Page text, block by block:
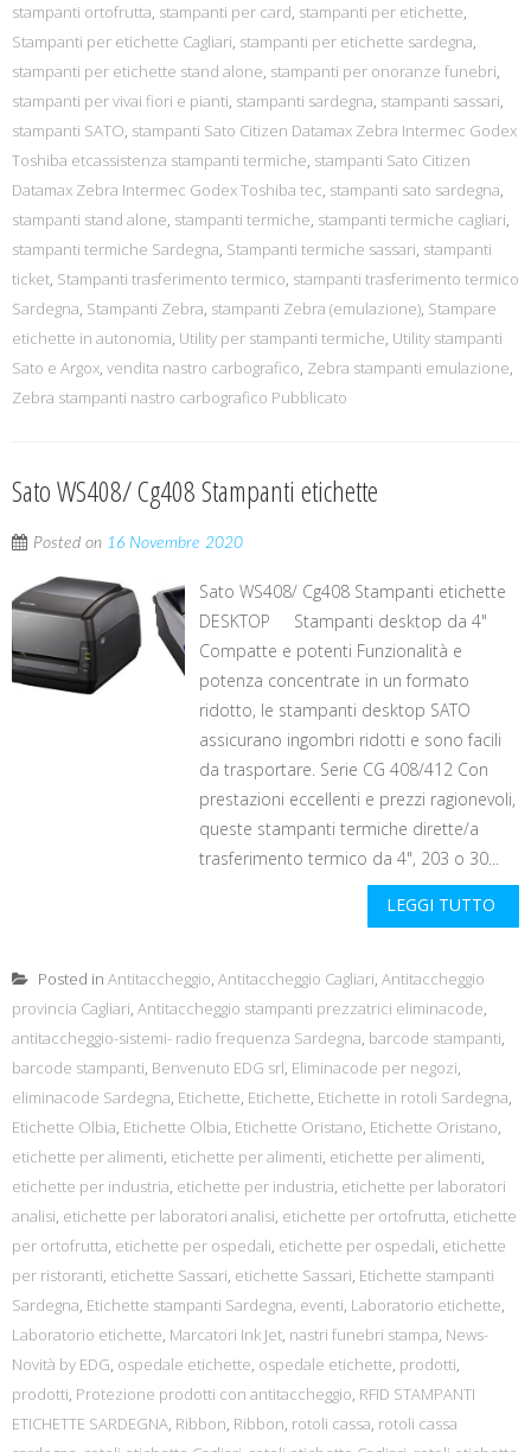
stampanti ortofrutta, stampanti per card, stampanti per etichette,
Stampanti per etichette Cagliari, stampanti per etichette sardegna,
stampanti per etichette stand alone, stampanti per onoranze funebri,
stampanti per vivai fiori e pianti, stampanti sardegna, stampanti sassari,
stampanti SATO, stampanti Sato Citizen Datamax Zebra Intermec Godex
Toshiba etcassistenza stampanti termiche, stampanti Sato Citizen
Datamax Zebra Intermec Godex Toshiba tec, stampanti sato sardegna,
stampanti stand alone, stampanti termiche, stampanti termiche cagliari,
stampanti termiche Sardegna, Stampanti termiche sassari, stampanti
ticket, Stampanti trasferimento termico, stampanti trasferimento termico
Sardegna, Stampanti Zebra, stampanti Zebra (emulazione), Stampare
etichette in autonomia, Utility per stampanti termiche, Utility stampanti
Sato e Argox, vendita nastro carbografico, Zebra stampanti emulazione,
Zebra stampanti nastro carbografico Pubblicato
Sato WS408/ Cg408 Stampanti etichette
Posted on 16 Novembre 2020
Sato WS408/ Cg408 Stampanti etichette
DESKTOP Stampanti desktop da 4"
Compatte e potenti Funzionalità e
potenza concentrate in un formato
ridotto, le stampanti desktop SATO
assicurano ingombri ridotti e sono facili
da trasportare. Serie CG 408/412 Con
prestazioni eccellenti e prezzi ragionevoli,
queste stampanti termiche dirette/a
trasferimento termico da 4", 203 o 30...
LEGGI TUTTO
Posted in Antitaccheggio, Antitaccheggio Cagliari, Antitaccheggio
provincia Cagliari, Antitaccheggio stampanti prezzatrici eliminacode,
antitaccheggio-sistemi- radio frequenza Sardegna, barcode stampanti,
barcode stampanti, Benvenuto EDG srl, Eliminacode per negozi,
eliminacode Sardegna, Etichette, Etichette, Etichette in rotoli Sardegna,
Etichette Olbia, Etichette Olbia, Etichette Oristano, Etichette Oristano,
etichette per alimenti, etichette per alimenti, etichette per alimenti,
etichette per industria, etichette per industria, etichette per laboratori
analisi, etichette per laboratori analisi, etichette per ortofrutta, etichette
per ortofrutta, etichette per ospedali, etichette per ospedali, etichette
per ristoranti, etichette Sassari, etichette Sassari, Etichette stampanti
Sardegna, Etichette stampanti Sardegna, eventi, Laboratorio etichette,
Laboratorio etichette, Marcatori Ink Jet, nastri funebri stampa, News-
Novità by EDG, ospedale etichette, ospedale etichette, prodotti,
prodotti, Protezione prodotti con antitaccheggio, RFID STAMPANTI
ETICHETTE SARDEGNA, Ribbon, Ribbon, rotoli cassa, rotoli cassa